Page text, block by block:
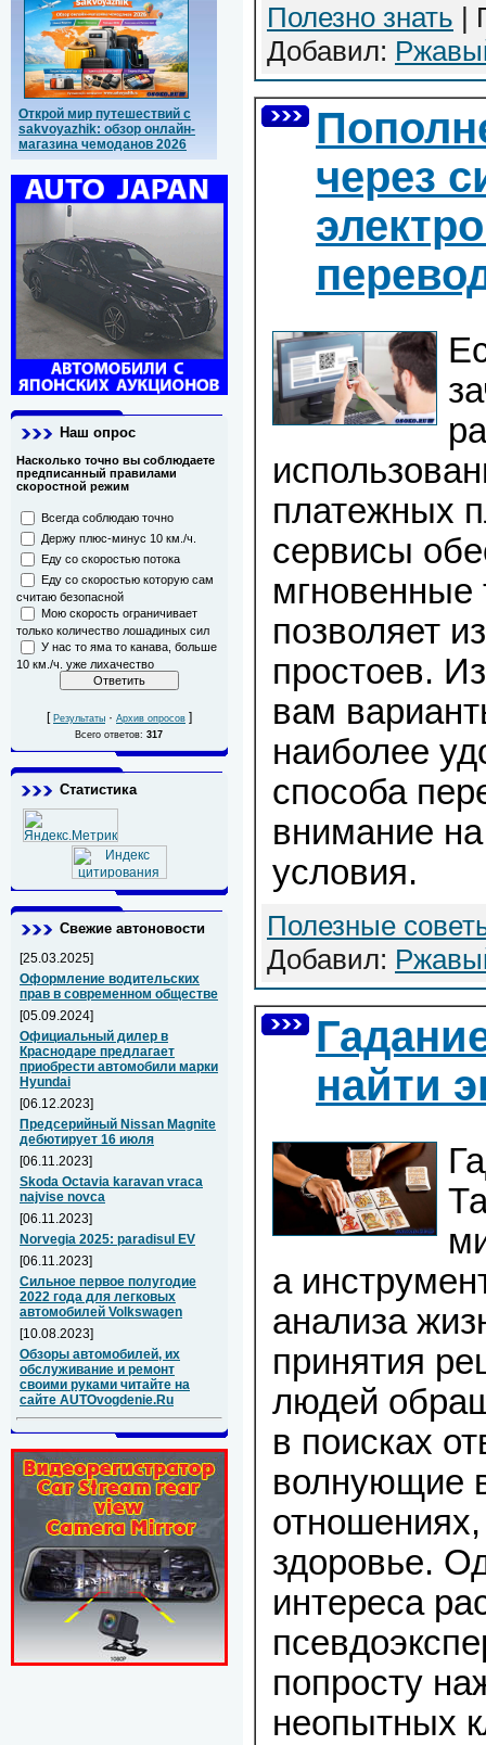
Открой мир путешествий с
sakvoyazhik: обзор онлайн-
магазина чемоданов 2026
Наш опрос
Насколько точно вы соблюдаете
предписанный правилами
скоростной режим
Всегда соблюдаю точно
Держу плюс-минус 10 км./ч.
Еду со скоростью потока
Еду со скоростью которую сам
считаю безопасной
Мою скорость ограничивает
только количество лошадиных сил
У нас то яма то канава, больше
10 км./ч. уже лихачество
[ Результаты · Архив опросов ]
Всего ответов:317
Статистика
Свежие автоновости
[25.03.2025]
Оформление водительских
прав в современном обществе
[05.09.2024]
Официальный дилер в
Краснодаре предлагает
приобрести автомобили марки
Hyundai
[06.12.2023]
Предсерийный Nissan Magnite
дебютирует 16 июля
[06.11.2023]
Skoda Octavia karavan vraca
najvise novca
[06.11.2023]
Norvegia 2025: paradisul EV
[06.11.2023]
Сильное первое полугодие
2022 года для легковых
автомобилей Volkswagen
[10.08.2023]
Обзоры автомобилей, их
обслуживание и ремонт
своими руками читайте на
сайте AUTOvogdenie.Ru
Полезно знать |
Добавил:
через
платежных
сервисы
мгновенные
позволяет
простоев.
вам
наиболее
способа
внимание
условия.
Полезные
Добавил:
найти
а
анализа
принятия
людей
в поисках
волнующие
здоровье.
интереса
попросту
неопытных